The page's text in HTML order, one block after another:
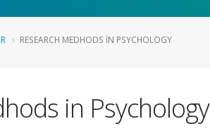
RESEARCH MEDHODS IN PSYCHOLOGY
in Psychology